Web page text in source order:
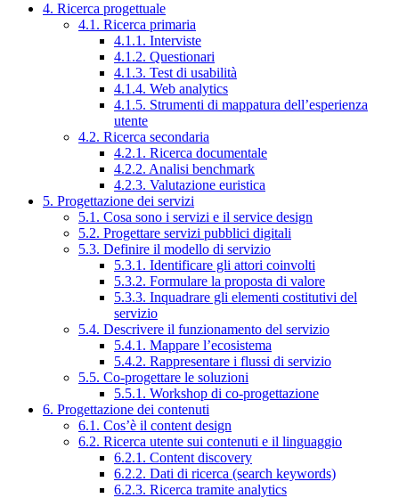
4. Ricerca progettuale
4.1. Ricerca primaria
4.1.1. Interviste
4.1.2. Questionari
4.1.3. Test di usabilità
4.1.4. Web analytics
4.1.5. Strumenti di mappatura dell’esperienza
utente
4.2. Ricerca secondaria
4.2.1. Ricerca documentale
4.2.2. Analisi benchmark
4.2.3. Valutazione euristica
5. Progettazione dei servizi
5.1. Cosa sono i servizi e il service design
5.2. Progettare servizi pubblici digitali
5.3. Definire il modello di servizio
5.3.1. Identificare gli attori coinvolti
5.3.2. Formulare la proposta di valore
5.3.3. Inquadrare gli elementi costitutivi del
servizio
5.4. Descrivere il funzionamento del servizio
5.4.1. Mappare l’ecosistema
5.4.2. Rappresentare i flussi di servizio
5.5. Co-progettare le soluzioni
5.5.1. Workshop di co-progettazione
6. Progettazione dei contenuti
6.1. Cos’è il content design
6.2. Ricerca utente sui contenuti e il linguaggio
6.2.1. Content discovery
6.2.2. Dati di ricerca (search keywords)
6.2.3. Ricerca tramite analytics